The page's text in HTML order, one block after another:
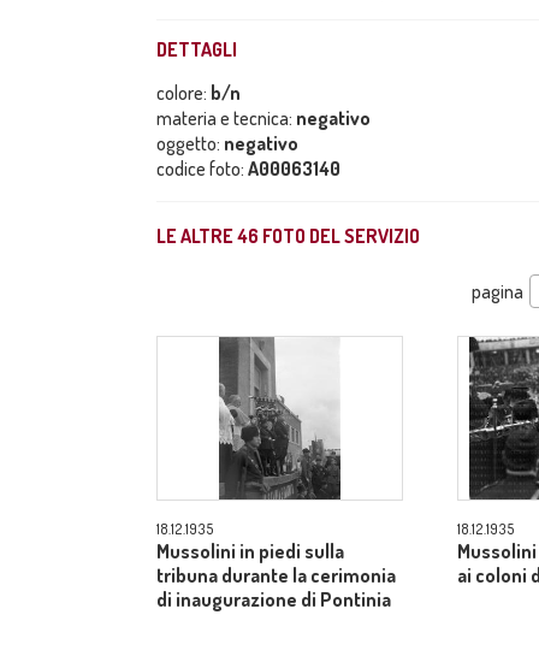
DETTAGLI
colore: b/n
materia e tecnica: negativo
oggetto: negativo
codice foto: A00063140
LE ALTRE46 FOTO DEL SERVIZIO
pagina
18.12.1935
Mussolini in piedi sulla
tribuna durante la cerimonia
di inaugurazione di Pontinia
18.12.1935
ai coloni